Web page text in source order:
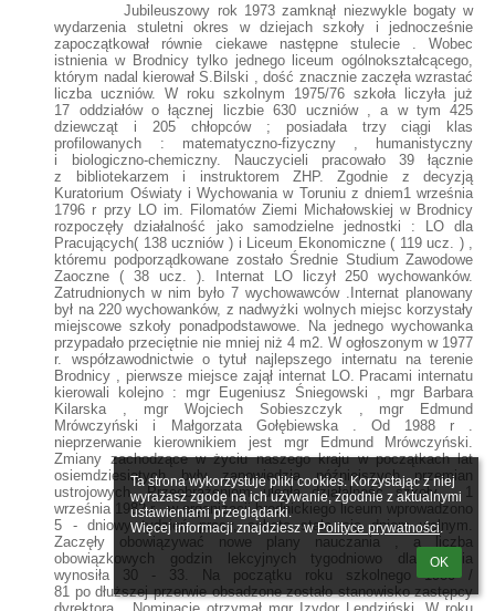
Ta strona wykorzystuje pliki cookies. Korzystając z niej
wyrażasz zgodę na ich używanie, zgodnie z aktualnymi
ustawieniami przeglądarki.
Więcej informacji znajdziesz w Polityce prywatności.
OK
Jubileuszowy rok 1973 zamknął niezwykle bogaty w
wydarzenia stuletni okres w dziejach szkoły i jednocześnie
zapoczątkował równie ciekawe następne stulecie . Wobec
istnienia w Brodnicy tylko jednego liceum ogólnokształcącego,
którym nadal kierował S.Bilski , dość znacznie zaczęła wzrastać
liczba uczniów. W roku szkolnym 1975/76 szkoła liczyła już
17 oddziałów o łącznej liczbie 630 uczniów , a w tym 425
dziewcząt i 205 chłopców ; posiadała trzy ciągi klas
profilowanych : matematyczno-fizyczny , humanistyczny
i biologiczno-chemiczny. Nauczycieli pracowało 39 łącznie
z bibliotekarzem i instruktorem ZHP. Zgodnie z decyzją
Kuratorium Oświaty i Wychowania w Toruniu z dniem1 września
1796 r przy LO im. Filomatów Ziemi Michałowskiej w Brodnicy
rozpoczęły działalność jako samodzielne jednostki : LO dla
Pracujących( 138 uczniów ) i Liceum Ekonomiczne ( 119 ucz. ) ,
któremu podporządkowane zostało Średnie Studium Zawodowe
Zaoczne ( 38 ucz. ). Internat LO liczył 250 wychowanków.
Zatrudnionych w nim było 7 wychowawców .Internat planowany
był na 220 wychowanków, z nadwyżki wolnych miejsc korzystały
miejscowe szkoły ponadpodstawowe. Na jednego wychowanka
przypadało przeciętnie nie mniej niż 4 m2. W ogłoszonym w 1977
r. współzawodnictwie o tytuł najlepszego internatu na terenie
Brodnicy , pierwsze miejsce zajął internat LO. Pracami internatu
kierowali kolejno : mgr Eugeniusz Śniegowski , mgr Barbara
Kilarska , mgr Wojciech Sobieszczyk , mgr Edmund
Mrówczyński i Małgorzata Gołębiewska . Od 1988 r .
nieprzerwanie kierownikiem jest mgr Edmund Mrówczyński.
Zmiany zachodzące w życiu naszego kraju w początkach lat
osiemdziesiątych były zapowiedzią późniejszych przemian
ustrojowych. Przeobrażeniom uległa działalność szkoły . 1
września 1982 r . w organizacji brodnickiego liceum wprowadzono
5 - dniowy tydzień pracy, sobota stała się dniem wolnym.
Zaczęły obowiązywać nowe plany nauczania , a liczba
obowiązkowych godzin lekcyjnych tygodniowo dla ucznia
wynosiła 30 - 33. Na początku roku szkolnego 1980 /
81 po dłuższej przerwie obsadzone zostało stanowisko zastępcy